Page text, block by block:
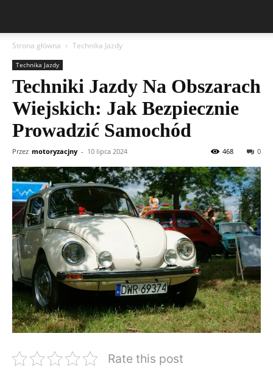
Strona główna Technika Jazdy
Technika Jazdy
Techniki Jazdy Na Obszarach
Wiejskich: Jak Bezpiecznie
Prowadzić Samochód
Przez motoryzacjny - 10 lipca 2024 0
468
Rate this post